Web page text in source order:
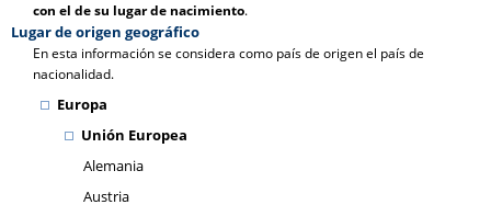
con el de su lugar de nacimiento.
Lugar de origen geográfico
En esta información se considera como país de origen el país de
nacionalidad.
Europa
Unión Europea
Alemania
Austria